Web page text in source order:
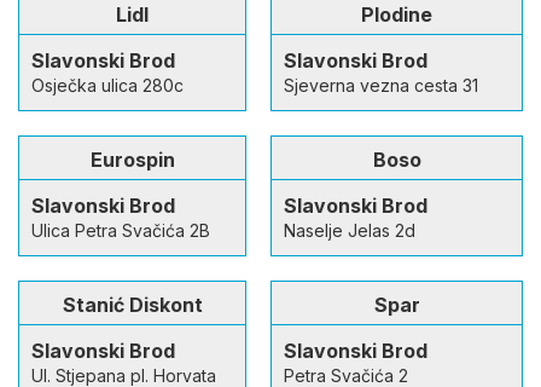
Lidl
Slavonski Brod
Osječka ulica 280c
Plodine
Slavonski Brod
Sjeverna vezna cesta 31
Eurospin
Slavonski Brod
Ulica Petra Svačića 2B
Boso
Slavonski Brod
Naselje Jelas 2d
Stanić Diskont
Slavonski Brod
Ul. Stjepana pl. Horvata
Spar
Slavonski Brod
Petra Svačića 2